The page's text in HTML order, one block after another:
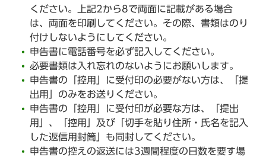
ください。上記2から8で両面に記載がある場合
は、両面を印刷してください。その際、書類はのり
付けしないようにしてください。
申告書に電話番号を必ず記入してください。
必要書類は入れ忘れのないようにお願いします。
申告書の「控用」に受付印の必要がない方は、「提
出用」のみをお送りください。
申告書の「控用」に受付印が必要な方は、「提出
用」、「控用」及び「切手を貼り住所・氏名を記入
した返信用封筒」も同封してください。
申告書の控えの返送には3週間程度の日数を要す場